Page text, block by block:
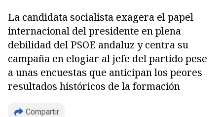
La candidata socialista exagera el papel
internacional del presidente en plena
debilidad del PSOE andaluz y centra su
campaña en elogiar al jefe del partido pese
a unas encuestas que anticipan los peores
resultados históricos de la formación
Compartir